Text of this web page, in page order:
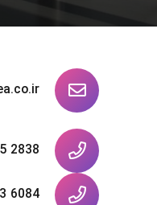
2838 7765 021
6084 5623 021